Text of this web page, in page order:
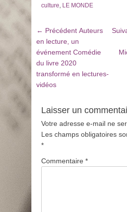
culture, LE MONDE
Navigation
de
l’article
← Précédent Article
:
Auteurs
en lecture, un
événement Comédie
du livre 2020
transformé en lectures-
vidéos
Laisser un
Votre adresse e-mail ne
Les champs obligatoires
*
Commentaire *